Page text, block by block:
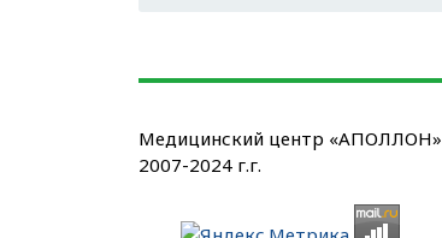
Медицинский центр «АПОЛЛОН»
2007-2024 г.г.